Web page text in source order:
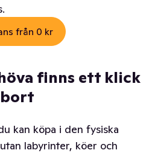
från 0 kr
finns ett klick
bort
kan köpa i den fysiska
labyrinter, köer och